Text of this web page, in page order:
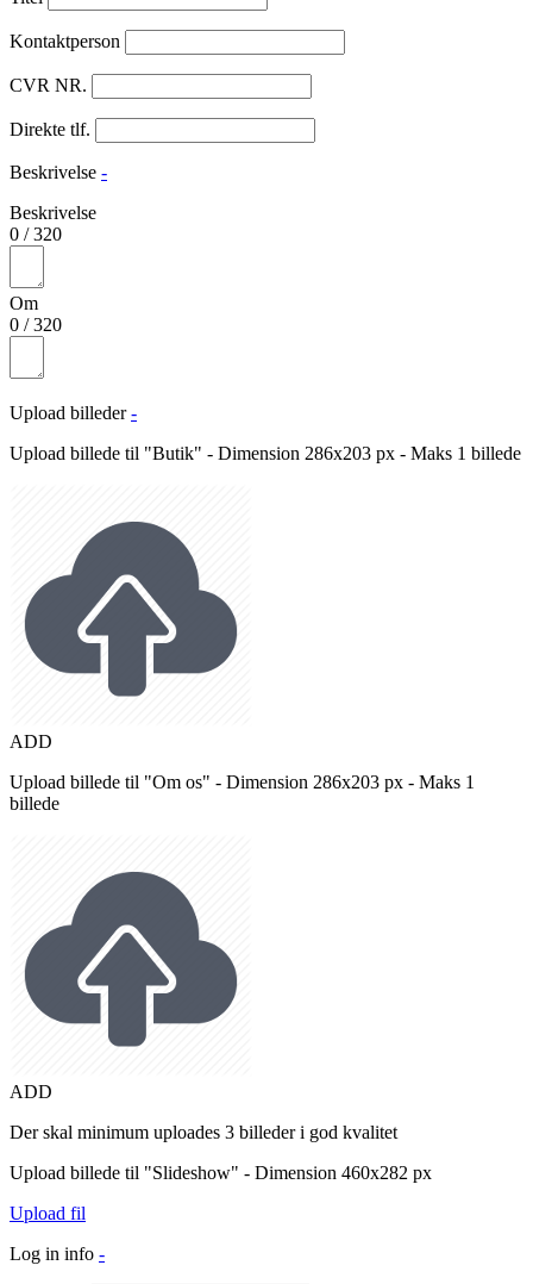
Kontaktperson
CVR NR.
Direkte tlf.
Beskrivelse -
Beskrivelse
0 /320
Om
0 /320
Upload billeder -
Upload billede til "Butik" - Dimension 286x203 px - Maks 1 billede
ADD
Upload billede til "Om os" - Dimension 286x203 px - Maks 1
billede
ADD
Der skal minimum uploades 3 billeder i god kvalitet
Upload billede til "Slideshow" - Dimension 460x282 px
Upload fil
Log in info -